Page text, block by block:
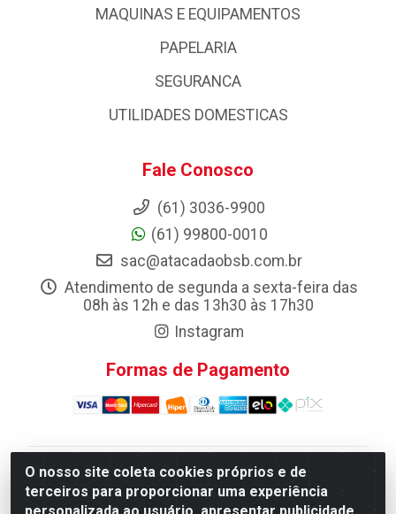
O nosso site coleta cookies próprios e de
terceiros para proporcionar uma experiência
MAQUINAS E EQUIPAMENTOS
PAPELARIA
SEGURANCA
UTILIDADES DOMESTICAS
Fale Conosco
(61) 3036-9900
(61) 99800-0010
sac@atacadaobsb.com.br
Atendimento de segunda a sexta-feira das
08h às 12h e das 13h30 às 17h30
Instagram
Formas de Pagamento
Atacadao da Limpeza F. Pereira Queiroz Comercio e
Distribuicao LTDA - Quadra Qi 10 Lotes 39 e, 41 - Setor
Industrial (Taguatinga), Brasília/DF - CEP 72.135-100 -